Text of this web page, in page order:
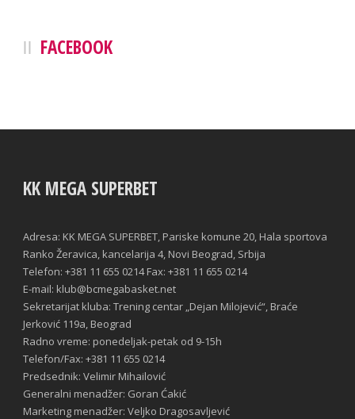
FACEBOOK
KK MEGA SUPERBET
Adresa: KK MEGA SUPERBET, Pariske komune 20, Hala sportova
Ranko Žeravica, kancelarija 4, Novi Beograd, Srbija
Telefon: +381 11 655 0214 Fax: +381 11 655 0214
E-mail: klub@bcmegabasket.net
Sekretarijat kluba: Trening centar „Dejan Milojević“, Braće
Jerković 119a, Beograd
Radno vreme: ponedeljak-petak od 9-15h
Telefon/Fax: +381 11 655 0214
Predsednik: Velimir Mihailović
Generalni menadžer: Goran Ćakić
Marketing menadžer: Veljko Dragosavljević